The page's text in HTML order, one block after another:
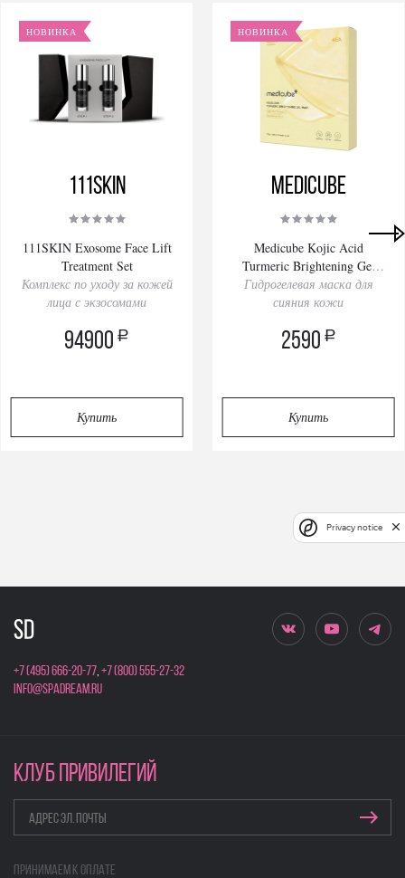
НОВИНКА
111SKIN
111SKIN Exosome Face Lift
Treatment Set
Комплекс по уходу за кожей
лица с экзосомами
94900 a
Купить
НОВИНКА
Medicube
Medicube Kojic Acid
Turmeric Brightening Gel
Mask 28gх4pcs
Гидрогелевая маска для
сияния кожи
2590 a
Купить
+7 (495) 666-20-77,+7 (800) 555-27-32
info@spadream.ru
КЛУБ ПРИВИЛЕГИЙ
Принимаем к оплате
Privacy notice